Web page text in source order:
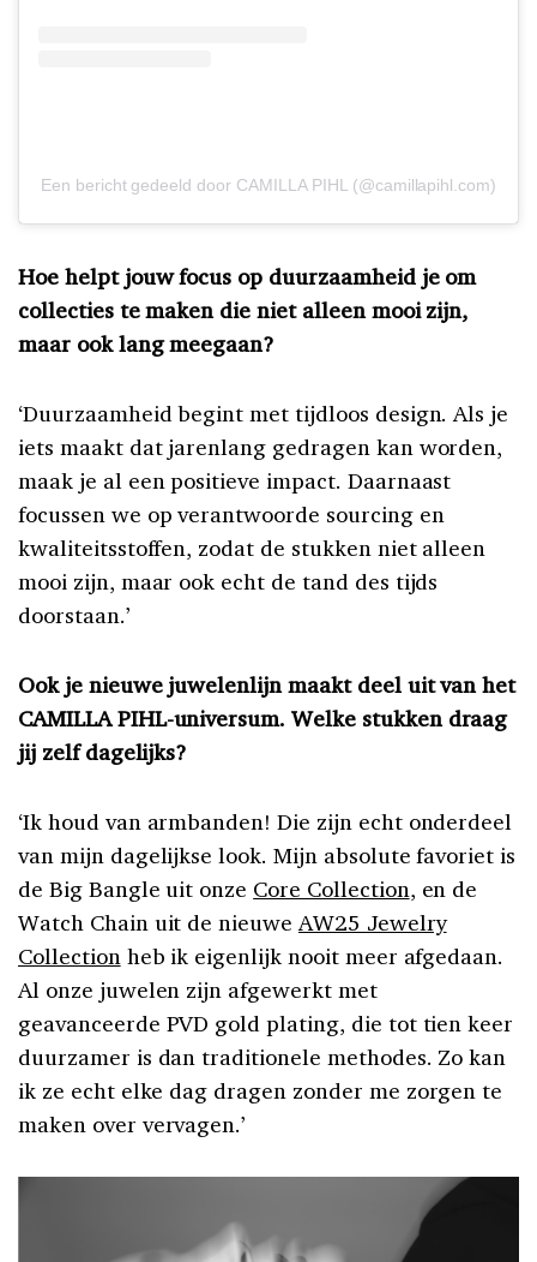
Een bericht gedeeld door CAMILLA PIHL (@camillapihl.com)
Hoe helpt jouw focus op duurzaamheid je om
collecties te maken die niet alleen mooi zijn,
maar ook lang meegaan?
‘Duurzaamheid begint met tijdloos design. Als je
iets maakt dat jarenlang gedragen kan worden,
maak je al een positieve impact. Daarnaast
focussen we op verantwoorde sourcing en
kwaliteitsstoffen, zodat de stukken niet alleen
mooi zijn, maar ook echt de tand des tijds
doorstaan.’
Ook je nieuwe juwelenlijn maakt deel uit van het
CAMILLA PIHL-universum. Welke stukken draag
jij zelf dagelijks?
‘Ik houd van armbanden! Die zijn echt onderdeel
van mijn dagelijkse look. Mijn absolute favoriet is
de Big Bangle uit onze Core Collection, en de
Watch Chain uit de nieuweAW25 Jewelry
Collectionheb ik eigenlijk nooit meer afgedaan.
Al onze juwelen zijn afgewerkt met
geavanceerde PVD gold plating, die tot tien keer
duurzamer is dan traditionele methodes. Zo kan
ik ze echt elke dag dragen zonder me zorgen te
maken over vervagen.’